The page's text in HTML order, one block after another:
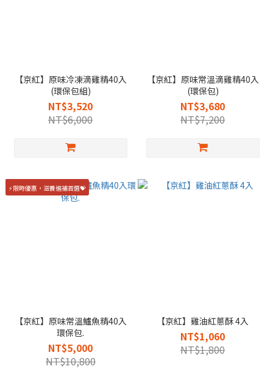
【京紅】原味冷凍滴雞精40入
(環保包組)
NT$3,520
NT$6,000
【京紅】原味常溫滴雞精40入
(環保包)
NT$3,680
NT$7,200
⚡限時優惠，滋養進補首選💝
【京紅】原味常溫鱸魚精40入
環保包.
NT$5,000
NT$10,800
【京紅】雞油紅蔥酥 4入
NT$1,060
NT$1,800